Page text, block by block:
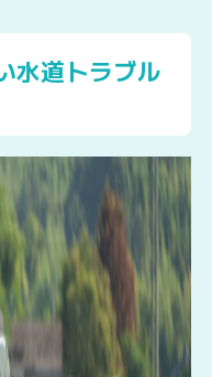
水道トラブル